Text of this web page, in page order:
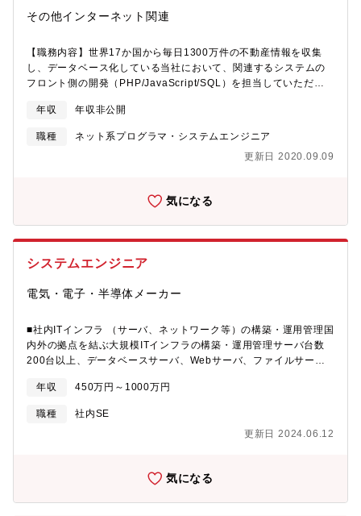
り、様々な専門性を持つ仲間と切磋琢磨できるため、スキルアッ
その他インターネット関連
【職務内容】世界17か国から毎日1300万件の不動産情報を収集
し、データベース化している当社において、関連するシステムの
フロント側の開発（PHP/JavaScript/SQL）を担当していただき
ト出力のデータの流れや仕組みを理解頂き、フロントの改修や新
機能・新サービスの開発を担当します。環境に慣れてきたら、分
析などと連携した新サービスの企画にもかかわって頂きます。
【システム環境】Oracle Autonomous Databese/Oracle
分析は主にPythonで行っています。クローリングやテスト解析、
連携部分に関わって頂くことも可能です。
年収 年収非公開
職種
ネット系プログラマ・システムエンジニア
更新日 2020.09.09
気になる
システムエンジニア
電気・電子・半導体メーカー
■社内ITインフラ （サーバ、ネットワーク等）の構築・運用管理国
内外の拠点を結ぶ大規模ITインフラの構築・運用管理サーバ台数
200台以上、データベースサーバ、Webサーバ、ファイルサー
センタ等の活用を含む■社内システムの設計、開発・プログラミン
グSCM , ERP , MES , BI等に関わるシステムの構築・運用要件定
義から設計、コーディング、テスト、運用まで自社内で開発・運
用が多い国内向けに加え、海外拠点を含むグローバルシステムの
年収 450万円～1000万円
職種
社内SE
更新日 2024.06.12
気になる